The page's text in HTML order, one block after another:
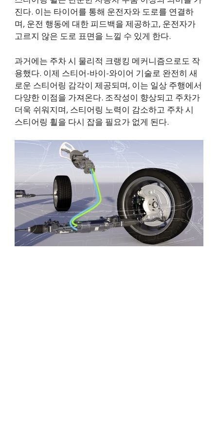
진다. 이는 타이어를 통해 운전자와 도로를 연결하
며, 운전 행동에 대한 피드백을 제공하고, 운전자가
고르지 않은 도로 표면을 느낄 수 있게 한다.
과거에는 주차 시 물리적 크랭킹 메커니즘으로도 작
용했다. 이제 스티어-바이-와이어 기술로 완전히 새
로운 스티어링 감각이 제공되며, 이는 일상 주행에서
다양한 이점을 가져온다. 조작성이 향상되고 주차가
더욱 쉬워지며, 스티어링 노력이 감소하고 주차 시
스티어링 휠을 다시 잡을 필요가 없게 된다.